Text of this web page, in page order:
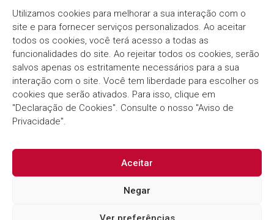
Utilizamos cookies para melhorar a sua interação com o
site e para fornecer serviços personalizados. Ao aceitar
todos os cookies, você terá acesso a todas as
funcionalidades do site. Ao rejeitar todos os cookies, serão
salvos apenas os estritamente necessários para a sua
interação com o site. Você tem liberdade para escolher os
cookies que serão ativados. Para isso, clique em
"Declaração de Cookies". Consulte o nosso "Aviso de
Privacidade".
Aceitar
Negar
Há mais de três décadas, oGrupo Thema®/Pólis®
segue com o compromisso em fornecer soluções
inovadoras e eficientes para o Setor Público.